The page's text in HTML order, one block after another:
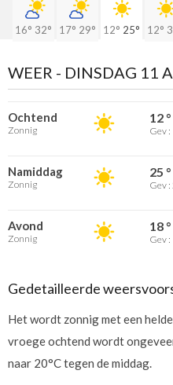
16° 32° 17° 29° 12° 25° 12°
WEER - DINSDAG 11
Ochtend
Zonnig
12 °
Gev :
Namiddag
Zonnig
25 °
Gev :
Avond
Zonnig
18 °
Gev :
Gedetailleerde
Het wordt zonnig met een
vroege ochtend wordt
naar 20°C tegen de middag.